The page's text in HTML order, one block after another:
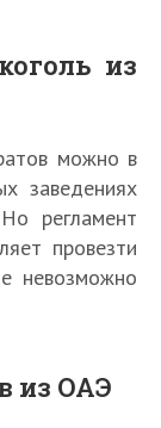
из
можно в
заведениях
регламент
провезти
невозможно
из ОАЭ